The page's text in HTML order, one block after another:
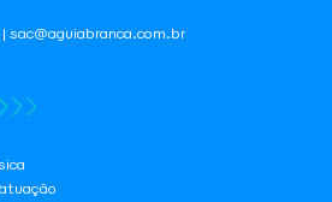
sac@aguiabranca.com.br